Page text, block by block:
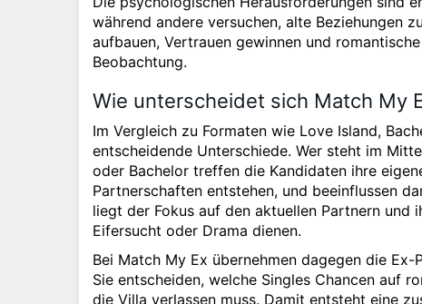
während andere versuchen, alte Beziehungen
aufbauen, Vertrauen gewinnen und
Beobachtung.
Wie unterscheidet sich Match My
Im Vergleich zu Formaten wie Love Island,
entscheidende Unterschiede. Wer steht im
oder Bachelor treffen die Kandidaten ihre
Partnerschaften entstehen, und beeinflussen
liegt der Fokus auf den aktuellen Partnern
Eifersucht oder Drama dienen.
Bei Match My Ex übernehmen dagegen die
Sie entscheiden, welche Singles Chancen auf
die Villa verlassen muss. Damit entsteht eine